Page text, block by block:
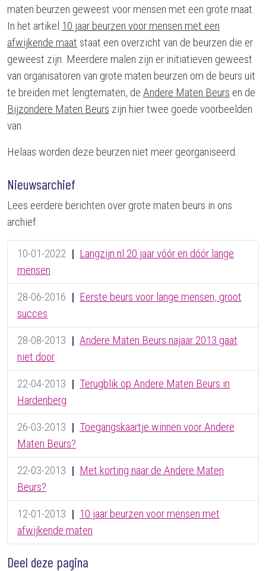
maten beurzen geweest voor mensen met een grote maat.
In het artikel 10 jaar beurzen voor mensen met een
afwijkende maat staat een overzicht van de beurzen die er
geweest zijn. Meerdere malen zijn er initiatieven geweest
van organisatoren van grote maten beurzen om de beurs uit
te breiden met lengtematen, de Andere Maten Beurs en de
Bijzondere Maten Beurs zijn hier twee goede voorbeelden
van.
Helaas worden deze beurzen niet meer georganiseerd.
Nieuwsarchief
Lees eerdere berichten over grote maten beurs in ons
archief.
10-01-2022 | Langzijn.nl 20 jaar vóór en dóór lange
mensen
28-06-2016 | Eerste beurs voor lange mensen, groot
succes
28-08-2013 | Andere Maten Beurs najaar 2013 gaat
niet door
22-04-2013 | Terugblik op Andere Maten Beurs in
Hardenberg
26-03-2013 | Toegangskaartje winnen voor Andere
Maten Beurs?
22-03-2013 | Met korting naar de Andere Maten
Beurs?
12-01-2013 | 10 jaar beurzen voor mensen met
afwijkende maten
Deel deze pagina